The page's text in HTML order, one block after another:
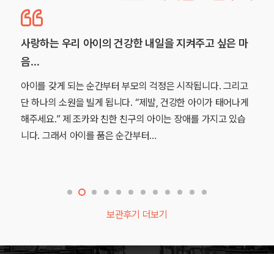
사랑하는 우리 아이의 건강한 내일을 지켜주고 싶은 마
음…
아이를 갖게 되는 순간부터 부모의 걱정은 시작됩니다. 그리고
단 하나의 소원을 빌게 됩니다. “제발, 건강한 아이가 태어나게
해주세요.” 제 조카와 친한 친구의 아이는 장애를 가지고 있습
니다. 그래서 아이를 품은 순간부터…
보관후기 더보기